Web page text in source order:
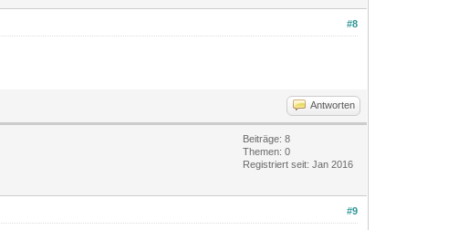
#8
Antworten
Beiträge: 8
Themen: 0
Registriert seit: Jan 2016
#9